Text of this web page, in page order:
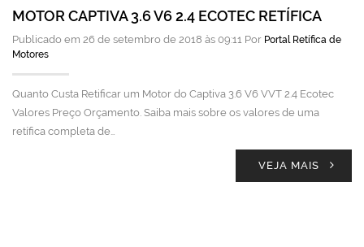
MOTOR CAPTIVA 3.6 V6 2.4 ECOTEC RETÍFICA
Publicado em 26 de setembro de 2018 às 09:11 Por Portal Retífica de
Motores
Quanto Custa Retificar um Motor do Captiva 3.6 V6 VVT 2.4 Ecotec
Valores Preço Orçamento. Saiba mais sobre os valores de uma
retífica completa de…
VEJA MAIS